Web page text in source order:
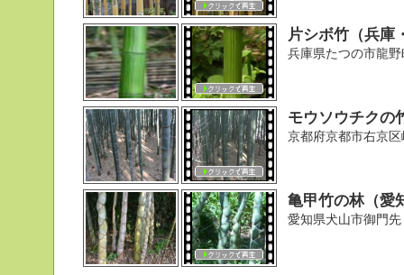
片シボ竹（兵庫
兵庫県たつの市龍
モウソウチクの
京都府京都市右京
亀甲竹の林（愛
愛知県犬山市御門